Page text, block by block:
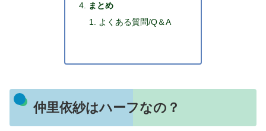
まとめ
よくある質問/Q＆A
仲里依紗はハーフなの？